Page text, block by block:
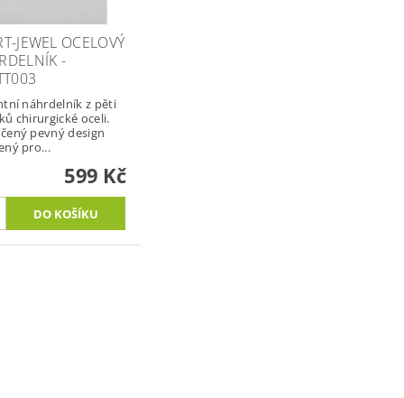
JEWEL OCELOVÝ
-
náhrdelník z pěti
chirurgické oceli.
pevný design
pro...
599 Kč